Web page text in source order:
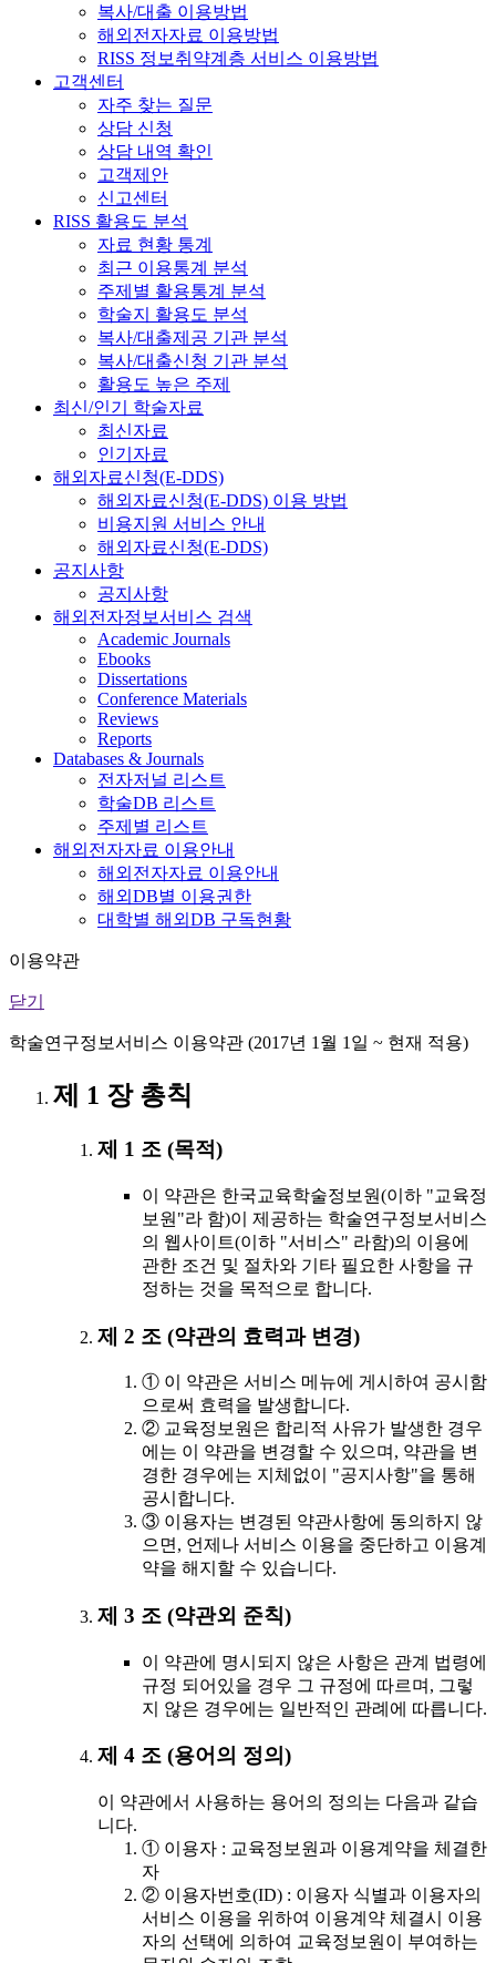
복사/대출 이용방법
해외전자자료 이용방법
RISS 정보취약계층 서비스 이용방법
고객센터
자주 찾는 질문
상담 신청
상담 내역 확인
고객제안
신고센터
RISS 활용도 분석
자료 현황 통계
최근 이용통계 분석
주제별 활용통계 분석
학술지 활용도 분석
복사/대출제공 기관 분석
복사/대출신청 기관 분석
활용도 높은 주제
최신/인기 학술자료
최신자료
인기자료
해외자료신청(E-DDS)
해외자료신청(E-DDS) 이용 방법
비용지원 서비스 안내
해외자료신청(E-DDS)
공지사항
공지사항
해외전자정보서비스 검색
Academic Journals
Ebooks
Dissertations
Conference Materials
Reviews
Reports
Databases & Journals
전자저널 리스트
학술DB 리스트
주제별 리스트
해외전자자료 이용안내
해외전자자료 이용안내
해외DB별 이용권한
대학별 해외DB 구독현황
이용약관
닫기
학술연구정보서비스 이용약관 (2017년 1월 1일 ~ 현재 적용)
제 1 장 총칙
제 1 조 (목적)
이 약관은 한국교육학술정보원(이하 "교육정
보원"라 함)이 제공하는 학술연구정보서비스
의 웹사이트(이하 "서비스" 라함)의 이용에
관한 조건 및 절차와 기타 필요한 사항을 규
정하는 것을 목적으로 합니다.
제 2 조 (약관의 효력과 변경)
① 이 약관은 서비스 메뉴에 게시하여 공시함
으로써 효력을 발생합니다.
② 교육정보원은 합리적 사유가 발생한 경우
에는 이 약관을 변경할 수 있으며, 약관을 변
경한 경우에는 지체없이 "공지사항"을 통해
공시합니다.
③ 이용자는 변경된 약관사항에 동의하지 않
으면, 언제나 서비스 이용을 중단하고 이용계
약을 해지할 수 있습니다.
제 3 조 (약관외 준칙)
이 약관에 명시되지 않은 사항은 관계 법령에
규정 되어있을 경우 그 규정에 따르며, 그렇
지 않은 경우에는 일반적인 관례에 따릅니다.
제 4 조 (용어의 정의)
이 약관에서 사용하는 용어의 정의는 다음과 같습
니다.
① 이용자 : 교육정보원과 이용계약을 체결한
자
② 이용자번호(ID) : 이용자 식별과 이용자의
서비스 이용을 위하여 이용계약 체결시 이용
자의 선택에 의하여 교육정보원이 부여하는